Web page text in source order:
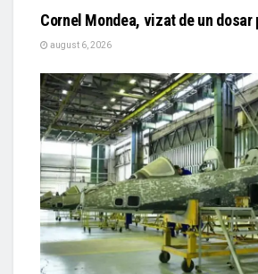
Cornel Mondea, vizat de un dosar
august 6, 2026